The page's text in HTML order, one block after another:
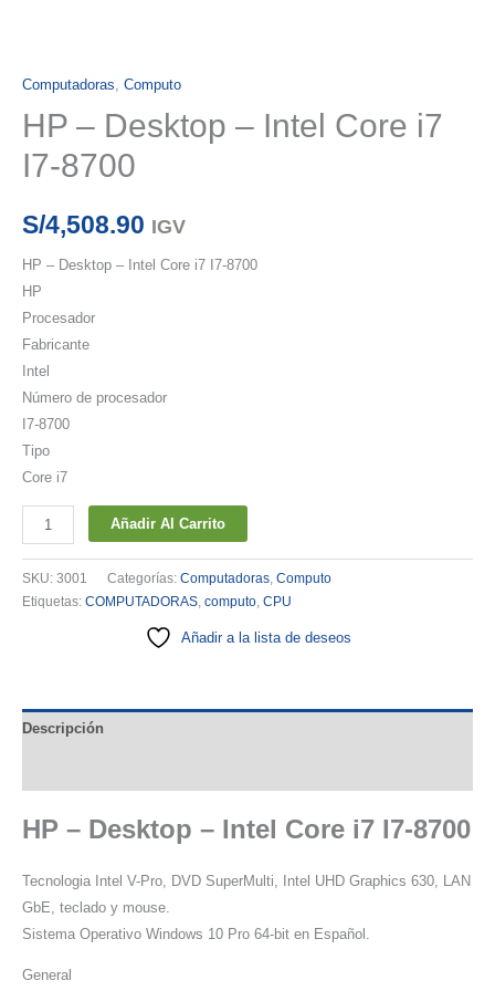
Computadoras Computo
HP – Desktop – Intel Core i7
I7-8700
S/4,508.90 IGV
HP – Desktop – Intel Core i7 I7-8700
HP
Procesador
Fabricante
Intel
Número de procesador
I7-8700
Tipo
Core i7
-
Desktop
-
8700
Añadir Al Carrito
SKU: 3001 Categorías: Computadoras Computo
Etiquetas: COMPUTADORAS computo CPU
Añadir a la lista de deseos
Descripción
HP – Desktop – Intel Core i7 I7-8700
Tecnologia Intel V-Pro, DVD SuperMulti, Intel UHD Graphics 630, LAN
GbE, teclado y mouse.
Sistema Operativo Windows 10 Pro 64-bit en Español.
General